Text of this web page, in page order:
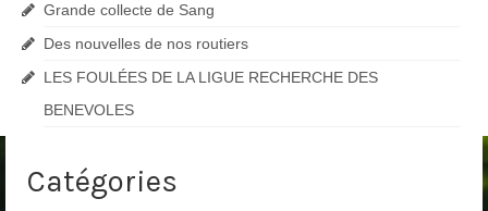
Grande collecte de Sang
Des nouvelles de nos routiers
LES FOULÉES DE LA LIGUE RECHERCHE DES
BENEVOLES
Catégories